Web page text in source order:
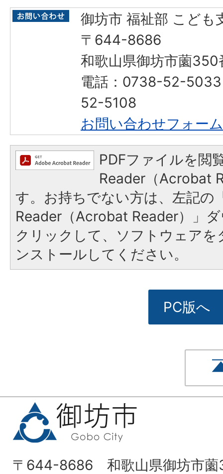
御坊市 福祉部 こども
〒644-8686
和歌山県御坊市薗350
電話：0738-52-
52-5108
お問い合わせフォーム
PDFファイルを閲
Reader（Acrobat
す。お持ちでない方は、左記の
Reader（Acrobat Reader）」
クリックして、ソフトウェア
ンストールしてください。
PC版へ
〒644-8686 和歌山県御坊市薗